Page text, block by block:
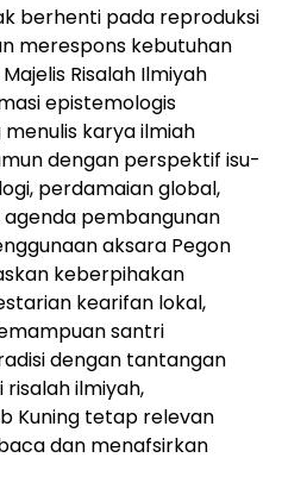
berhenti pada reproduksi
merespons kebutuhan
Risalah Ilmiyah
epistemologis
karya ilmiah
dengan perspektif isu-
perdamaian global,
pembangunan
aksara Pegon
keberpihakan
kearifan lokal,
santri
dengan tantangan
risalah ilmiyah,
Kuning tetap relevan
dan menafsirkan